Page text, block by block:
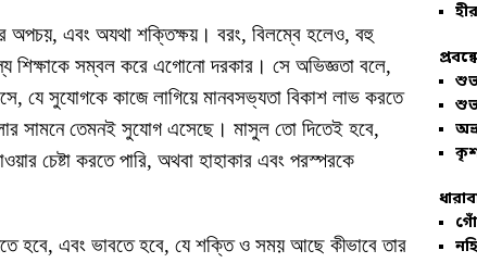
অপচয়, এবং অযথা শক্তিক্ষয়। বরং, বিলম্বে হলেও, বহু
শিক্ষাকে সম্বল করে এগোনো দরকার। সে অভিজ্ঞতা বলে,
যে সুযোগকে কাজে লাগিয়ে মানবসভ্যতা বিকাশ লাভ করতে
সামনে তেমনই সুযোগ এসেছে। মাসুল তো দিতেই হবে,
চেষ্টা করতে পারি, অথবা হাহাকার এবং পরস্পরকে
হবে, এবং ভাবতে হবে, যে শক্তি ও সময় আছে কীভাবে তার